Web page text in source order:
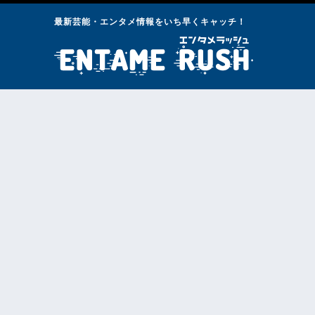
最新芸能・エンタメ情報をいち早くキャッチ！